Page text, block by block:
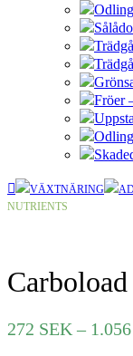
Fröer
VÄXTNÄRING
NUTRIENTS
272 SEK – 1.056